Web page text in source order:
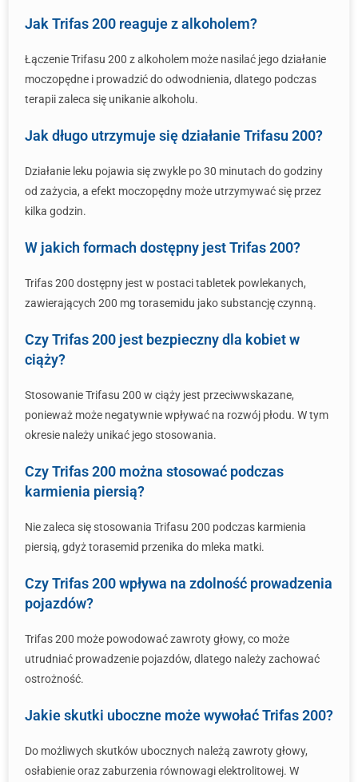
Jak Trifas 200 reaguje z alkoholem?
Łączenie Trifasu 200 z alkoholem może nasilać jego działanie
moczopędne i prowadzić do odwodnienia, dlatego podczas
terapii zaleca się unikanie alkoholu.
Jak długo utrzymuje się działanie Trifasu 200?
Działanie leku pojawia się zwykle po 30 minutach do godziny
od zażycia, a efekt moczopędny może utrzymywać się przez
kilka godzin.
W jakich formach dostępny jest Trifas 200?
Trifas 200 dostępny jest w postaci tabletek powlekanych,
zawierających 200 mg torasemidu jako substancję czynną.
Czy Trifas 200 jest bezpieczny dla kobiet w
ciąży?
Stosowanie Trifasu 200 w ciąży jest przeciwwskazane,
ponieważ może negatywnie wpływać na rozwój płodu. W tym
okresie należy unikać jego stosowania.
Czy Trifas 200 można stosować podczas
karmienia piersią?
Nie zaleca się stosowania Trifasu 200 podczas karmienia
piersią, gdyż torasemid przenika do mleka matki.
Czy Trifas 200 wpływa na zdolność prowadzenia
pojazdów?
Trifas 200 może powodować zawroty głowy, co może
utrudniać prowadzenie pojazdów, dlatego należy zachować
ostrożność.
Jakie skutki uboczne może wywołać Trifas 200?
Do możliwych skutków ubocznych należą zawroty głowy,
osłabienie oraz zaburzenia równowagi elektrolitowej. W